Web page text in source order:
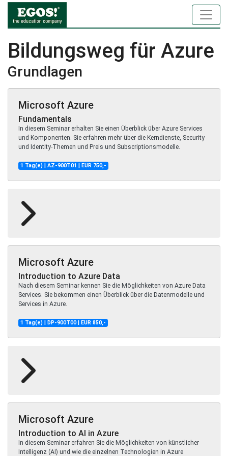
Bildungsweg für Azure
Grundlagen
Microsoft Azure
Fundamentals
In diesem Seminar erhalten Sie einen Überblick über Azure Services
und Komponenten. Sie erfahren mehr über die Kerndienste, Security
und Identity-Themen und Preis und Subscriptionsmodelle.
1 Tag(e) | AZ-900T01 | EUR 750,-
Microsoft Azure
Introduction to Azure Data
Nach diesem Seminar kennen Sie die Möglichkeiten von Azure Data
Services. Sie bekommen einen Überblick über die Datenmodelle und
Services in Azure.
1 Tag(e) | DP-900T00 | EUR 850,-
Microsoft Azure
Introduction to AI in Azure
In diesem Seminar erfahren Sie die Möglichkeiten von künstlicher
Intelligenz (AI) und wie die einzelnen Technologien in Azure